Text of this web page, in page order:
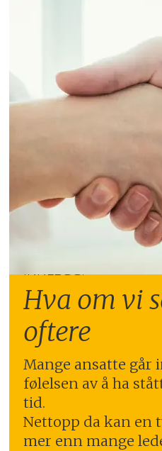
INNLEGG:
Hva om vi
oftere
Mange ansatte går
følelsen av å ha
tid.
Nettopp da kan en
mer enn mange